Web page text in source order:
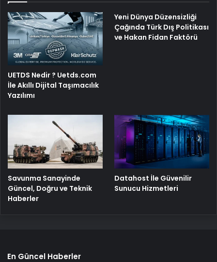
UETDS Nedir ? Uetds.com
İle Akıllı Dijital Taşımacılık
Yazılımı
Yeni Dünya Düzensizliği
Çağında Türk Dış Politikası
ve Hakan Fidan Faktörü
Savunma Sanayinde
Güncel, Doğru ve Teknik
Haberler
Datahost İle Güvenilir
Sunucu Hizmetleri
En Güncel Haberler